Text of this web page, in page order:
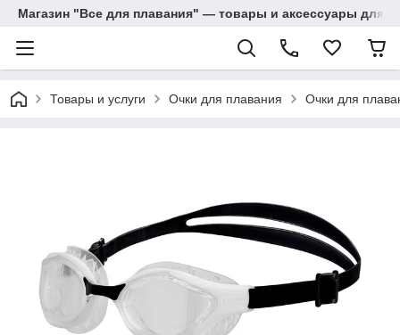
Магазин "Все для плавания" — товары и аксессуары для
Товары и услуги Очки для плавания Очки для